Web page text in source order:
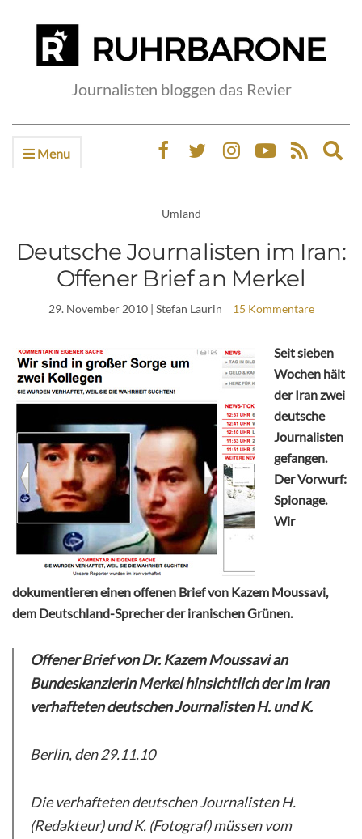
Journalisten bloggen das Revier
Menu
Umland
Deutsche Journalisten im Iran:
Offener Brief an Merkel
29. November 2010| Stefan Laurin 15 Kommentare
Seit sieben
Wochen hält
der Iran zwei
deutsche
Journalisten
gefangen.
Der Vorwurf:
Spionage.
Wir
dokumentieren einen offenen Brief von Kazem Moussavi,
dem Deutschland-Sprecher der iranischen Grünen.
Offener Brief von Dr. Kazem Moussavi an
Bundeskanzlerin Merkel hinsichtlich der im Iran
verhafteten deutschen Journalisten H. und K.
Berlin, den 29.11.10
Die verhafteten deutschen Journalisten H.
(Redakteur) und K. (Fotograf) müssen vom